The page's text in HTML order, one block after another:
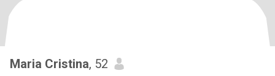
Maria Cristina, 52